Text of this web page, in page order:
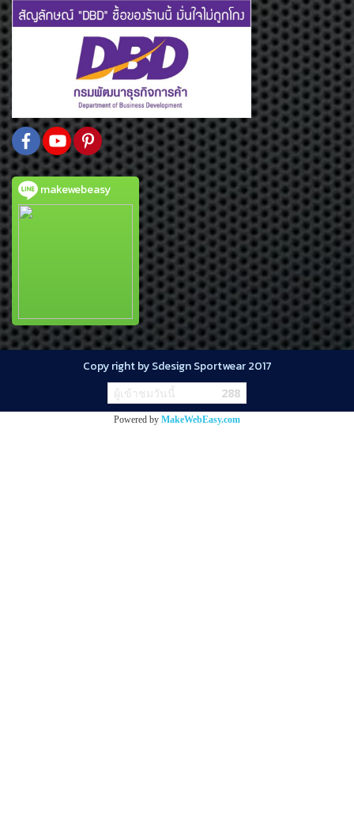
makewebeasy
Copy right by Sdesign Sportwear 2017
ผู้เข้าชมวันนี้ 288
Powered by MakeWebEasy.com